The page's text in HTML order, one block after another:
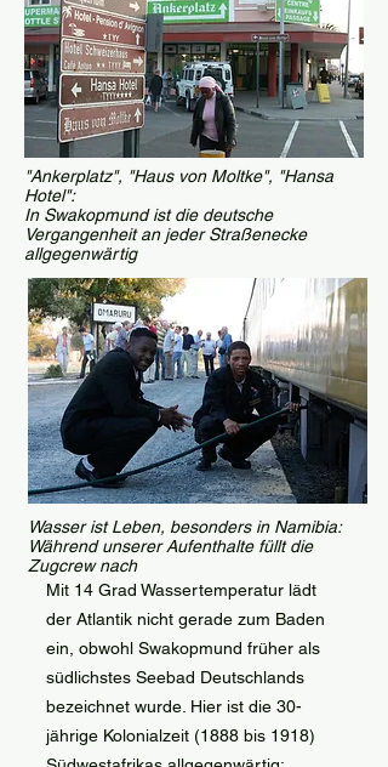
"Ankerplatz", "Haus von Moltke", "Hansa
Hotel":
In Swakopmund ist die deutsche
Vergangenheit an jeder Straßenecke
allgegenwärtig
Wasser ist Leben, besonders in Namibia:
Während unserer Aufenthalte füllt die
Zugcrew nach
Mit 14 Grad Wassertemperatur lädt
der Atlantik nicht gerade zum Baden
ein, obwohl Swakopmund früher als
südlichstes Seebad Deutschlands
bezeichnet wurde. Hier ist die 30-
jährige Kolonialzeit (1888 bis 1918)